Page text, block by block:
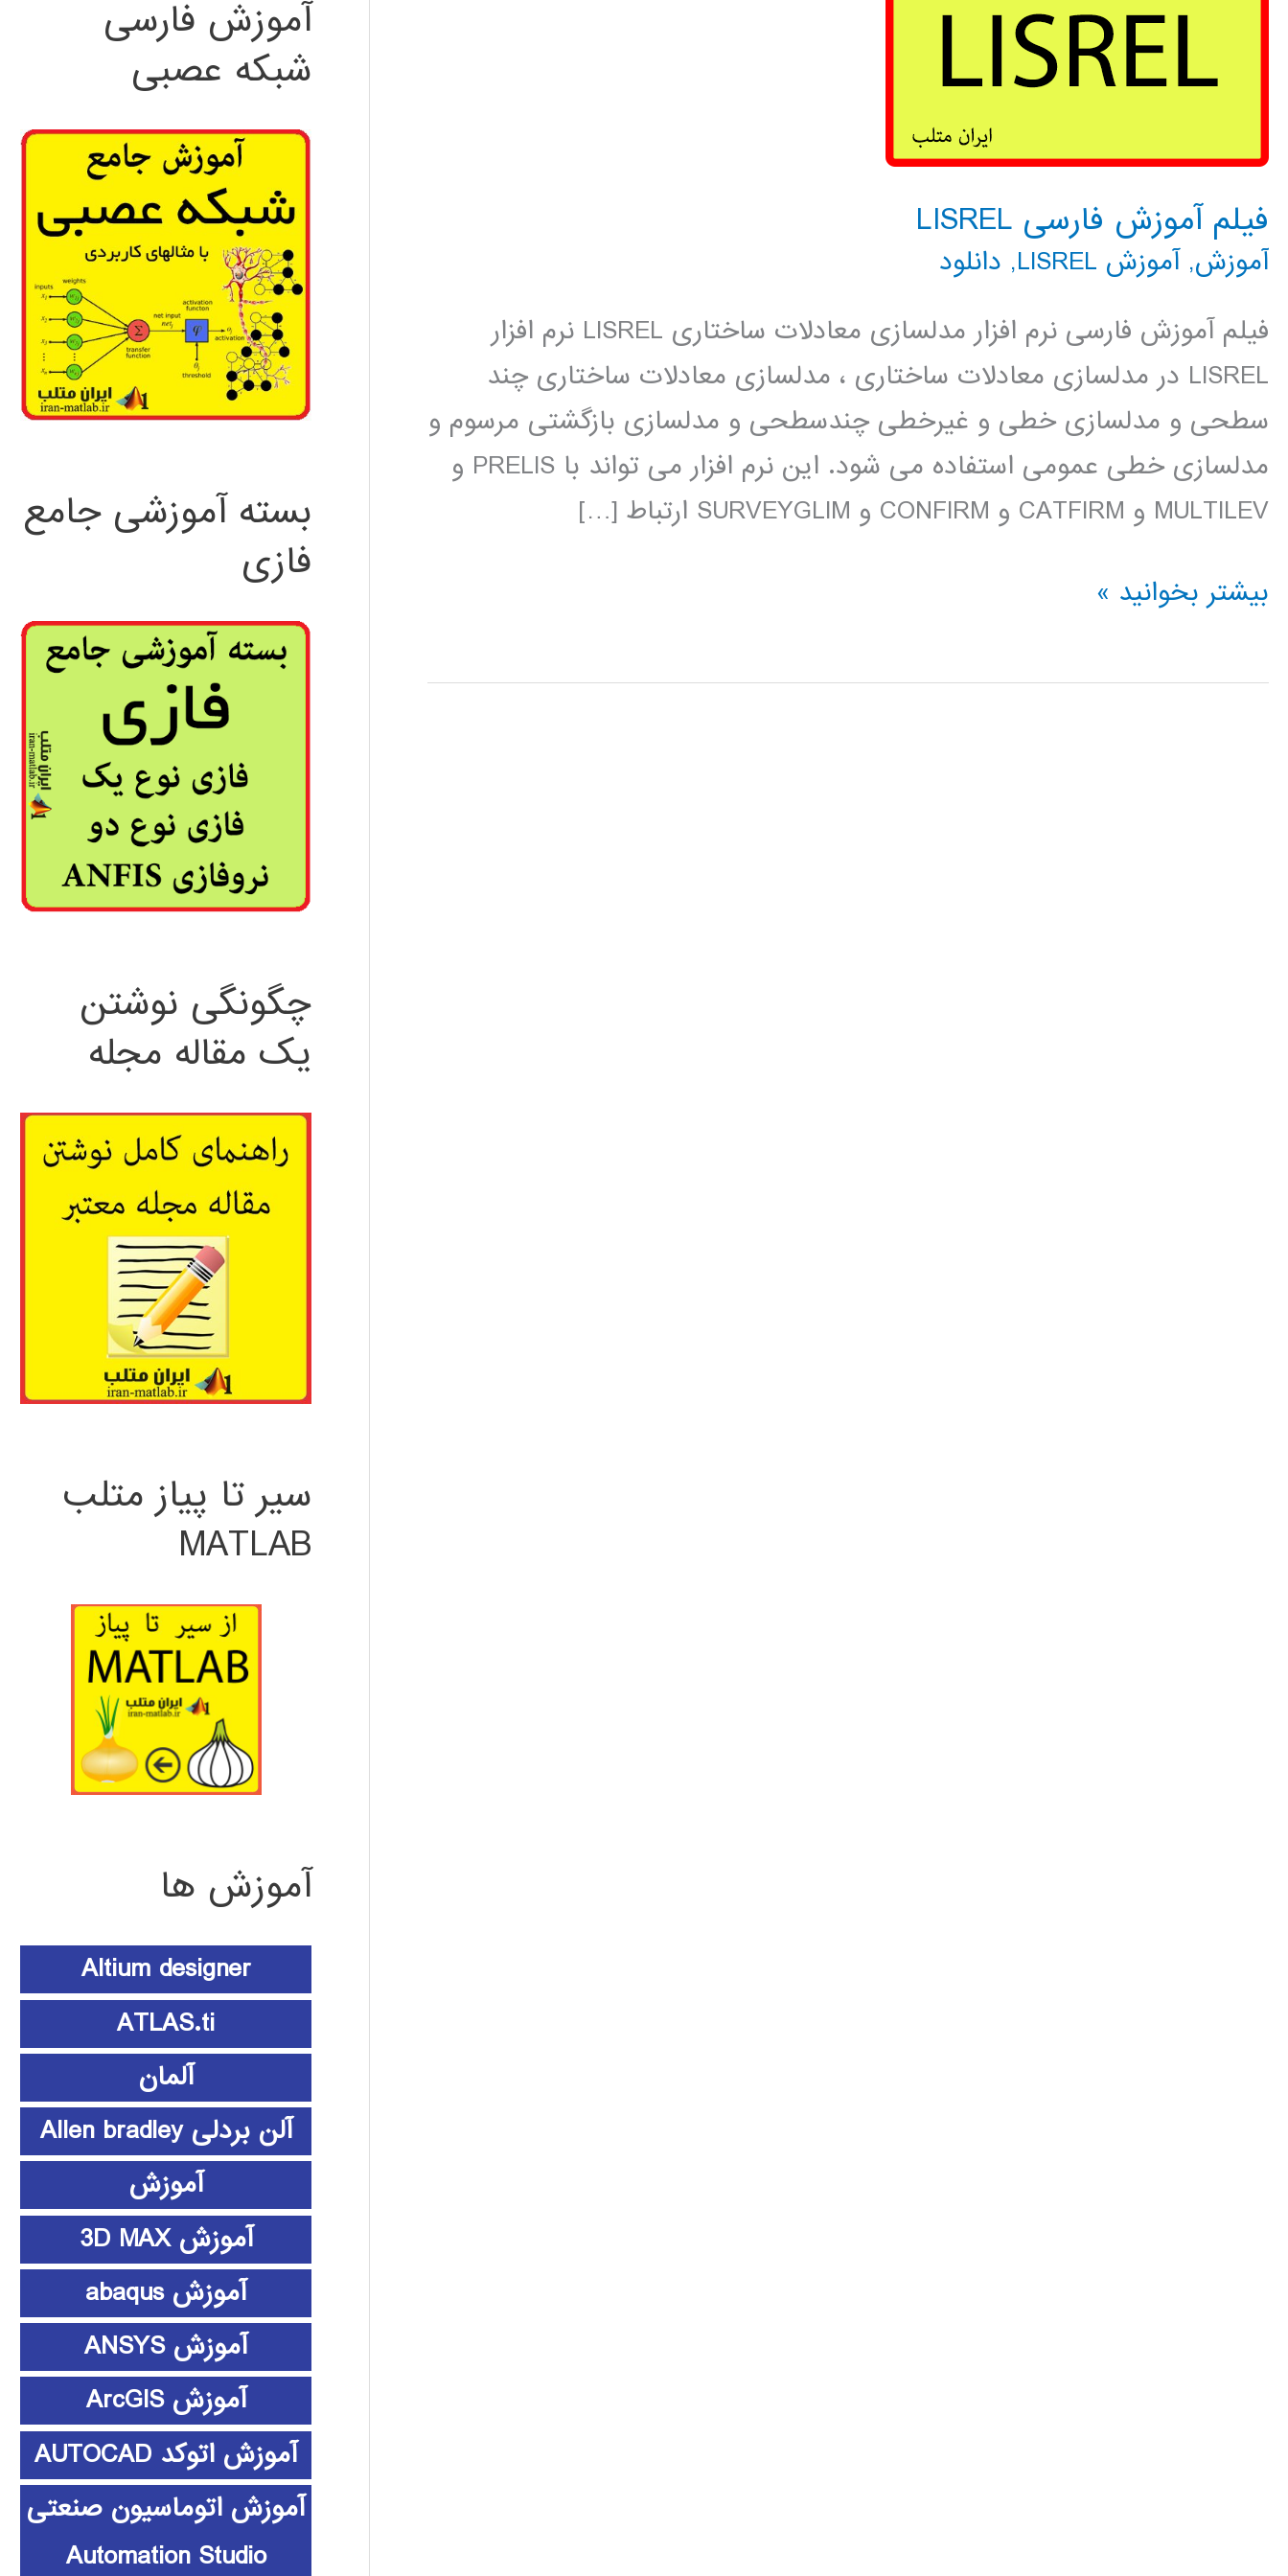
فیلم آموزش فارسی LISREL
آموزش,آموزش LISREL , دانلود
فیلم آموزش فارسی نرم افزار مدلسازی معادلات ساختاری LISREL نرم افزار
LISREL در مدلسازی معادلات ساختاری ، مدلسازی معادلات ساختاری چند
سطحی و مدلسازی خطی و غیرخطی چندسطحی و مدلسازی بازگشتی مرسوم و
مدلسازی خطی عمومی استفاده می شود. این نرم افزار می تواند با PRELIS و
MULTILEV و CATFIRM و CONFIRM و SURVEYGLIM ارتباط […]
فیلم
فارسی
بیشتر بخوانید »
آموزش فارسی
شبکه عصبی
بسته آموزشی جامع
فازی
چگونگی نوشتن
یک مقاله مجله
سیر تا پیاز متلب
MATLAB
آموزش ها
Altium designer
ATLAS.ti
آلمان
آلن بردلی Allen bradley
آموزش
آموزش 3D MAX
آموزش abaqus
آموزش ANSYS
آموزش ArcGIS
آموزش اتوکد AUTOCAD
آموزش اتوماسیون صنعتی
Automation Studio